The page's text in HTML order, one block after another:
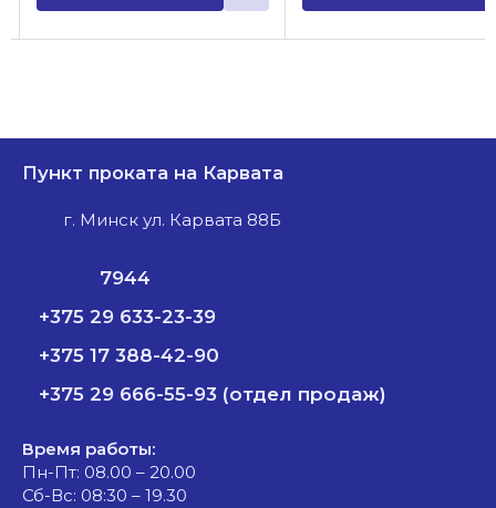
Пункт проката на Карвата
г. Минск ул. Карвата 88Б
7944
+375 29 633-23-39
+375 17 388-42-90
+375 29 666-55-93 (отдел продаж)
Время работы:
Пн-Пт: 08.00 – 20.00
Сб-Вс: 08:30 – 19.30